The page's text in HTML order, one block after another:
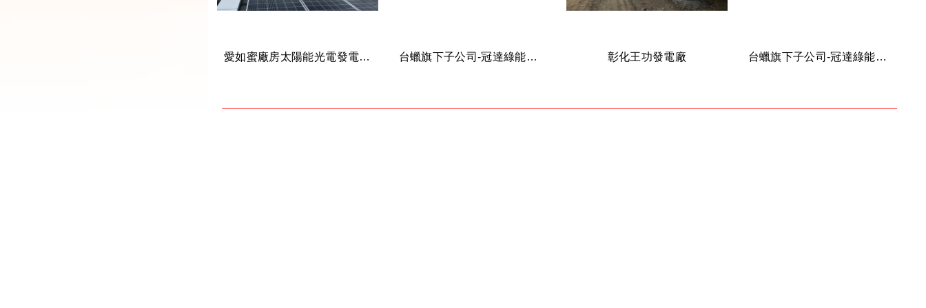
愛如蜜廠房太陽能光電發電系統工程 台蠟旗下子公司-冠達綠能事業有限公司投資桃園龍潭屋頂型冠達善哉電廠 彰化王功發電廠 台蠟旗下子公司-冠達綠能事業有限公司投資桃園觀音屋頂型冠達觀音電廠